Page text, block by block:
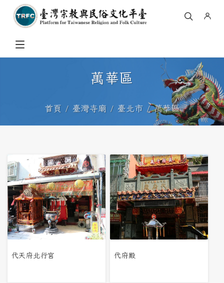
萬華區
首頁 臺灣寺廟 臺北市 萬華區
代天府北行宮 代府殿